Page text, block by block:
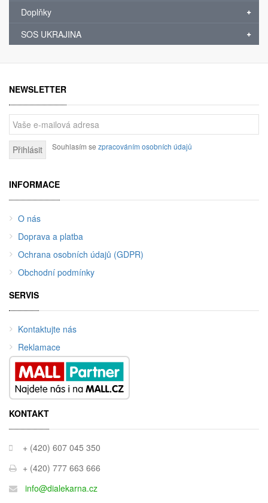
Doplňky
SOS UKRAJINA
NEWSLETTER
Přihlásit Souhlasím se zpracováním osobních údajů
INFORMACE
O nás
Doprava a platba
Ochrana osobních údajů (GDPR)
Obchodní podmínky
SERVIS
Kontaktujte nás
Reklamace
KONTAKT
+ (420) 607 045 350
+ (420) 777 663 666
info@dialekarna.cz